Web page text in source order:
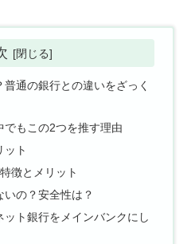
通の銀行との違いをざっく
もこの2つを推す理由
ット
徴とメリット
の？安全性は？
ト銀行をメインバンクにし